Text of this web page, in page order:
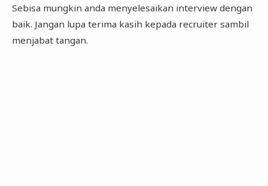
Sebisa mungkin anda menyelesaikan interview dengan
baik. Jangan lupa terima kasih kepada recruiter sambil
menjabat tangan.